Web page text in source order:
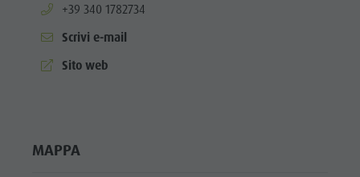
aria.phone:
+39 340 1782734
Scrivi e-mail
aria.website:
Sito web
MAPPA